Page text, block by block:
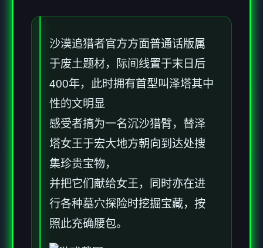
沙漠追猎者官方方面普通话版属
于废土题材，际间线置于末日后
400年，此时拥有首型叫泽塔其中
性的文明显
感受者搞为一名沉沙猎臂，替泽
塔女王于宏大地方朝向到达处搜
集珍贵宝物，
并把它们献给女王，同时亦在进
行各种墓穴探险时挖掘宝藏，按
照此充确腰包。